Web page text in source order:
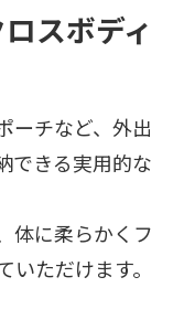
スボディ
ーチなど、外出
できる実用的な
体に柔らかくフ
ただけます。